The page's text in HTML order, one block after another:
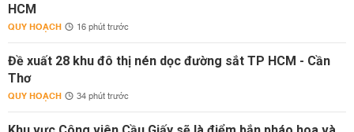
HCM
QUY HOẠCH 16 phút trước
Đề xuất 28 khu đô thị nén dọc đường sắt TP HCM - Cần
Thơ
QUY HOẠCH 34 phút trước